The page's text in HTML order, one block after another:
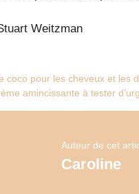
Weitzman
coco pour les cheveux et les
amincissante à tester
Auteur de cet
Caroline